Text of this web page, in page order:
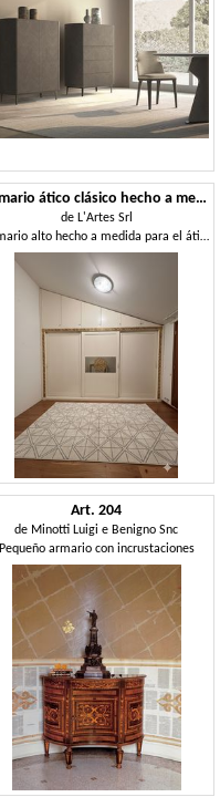
Armario ático clásico hecho a medida
de L'Artes Srl
Armario alto hecho a medida para el ático
Art. 204
de Minotti Luigi e Benigno Snc
Pequeño armario con incrustaciones